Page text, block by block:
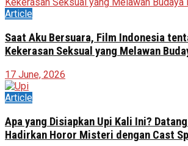
Article
Saat Aku Bersuara, Film Indonesia
Kekerasan Seksual yang Melawan
17 June, 2026
Article
Apa yang Disiapkan Upi Kali Ini?
Hadirkan Horor Misteri dengan Cast